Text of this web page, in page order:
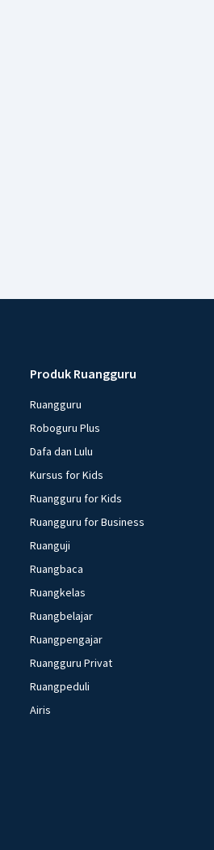
Produk Ruangguru
Ruangguru
Roboguru Plus
Dafa dan Lulu
Kursus for Kids
Ruangguru for Kids
Ruangguru for Business
Ruanguji
Ruangbaca
Ruangkelas
Ruangbelajar
Ruangpengajar
Ruangguru Privat
Ruangpeduli
Airis